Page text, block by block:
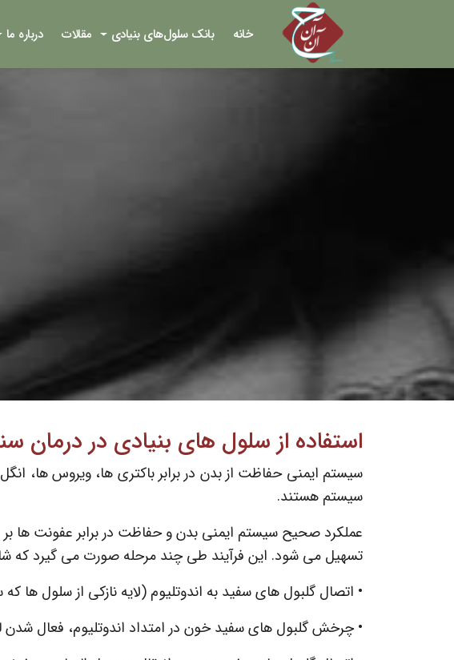
خانه بانک سلول‌های بنیادی مقالات درباره ما
استفاده از سلول های بنیادی در
سیستم ایمنی حفاظت از بدن در برابر باکتری ها، ویروس ها،
سیستم هستند.
عملکرد صحیح سیستم ایمنی بدن و حفاظت در برابر عفونت ها
تسهیل می شود. این فرآیند طی چند مرحله صورت می گیرد که
• اتصال گلبول های سفید به اندوتلیوم (لایه نازکی از سلول
• چرخش گلبول های سفید خون در امتداد اندوتلیوم، فعال